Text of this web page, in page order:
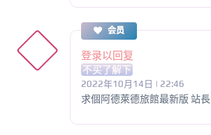
会员
登录以回复
不买了解下
2022年10月14日 | 22:46
求個阿德萊德旅館最新版 站長